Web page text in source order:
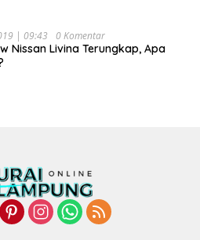
| 09:43 0 Komentar
Nissan Livina Terungkap, Apa